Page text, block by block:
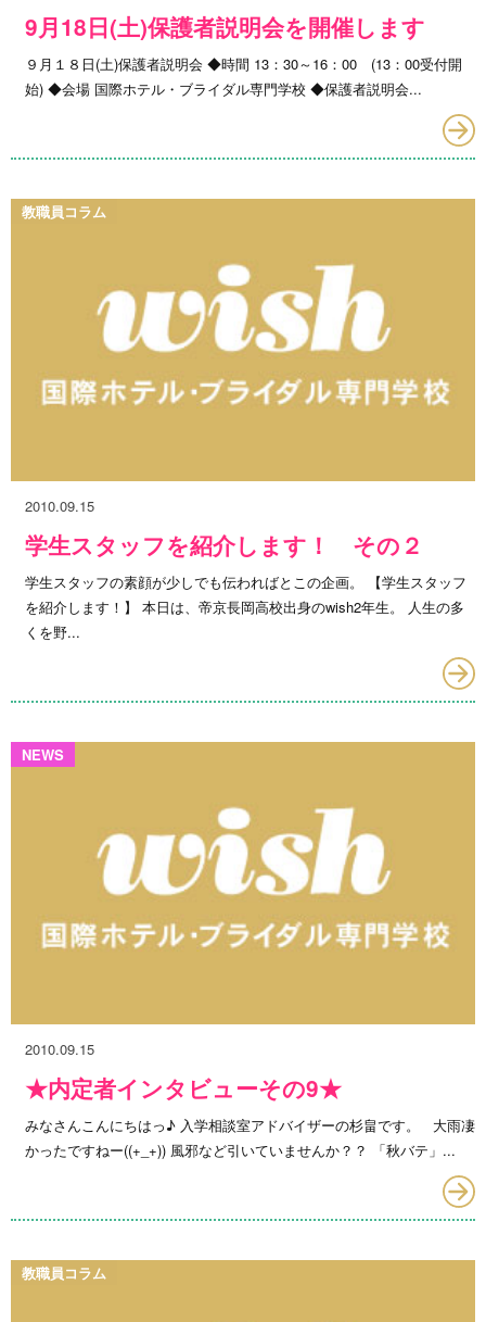
9月18日(土)保護者説明会を開催します
９月１８日(土)保護者説明会 ◆時間 13：30～16：00 (13：00受付開
始) ◆会場 国際ホテル・ブライダル専門学校 ◆保護者説明会...
教職員コラム
2010.09.15
学生スタッフを紹介します！ その２
学生スタッフの素顔が少しでも伝わればとこの企画。 【学生スタッフ
を紹介します！】 本日は、帝京長岡高校出身のwish2年生。 人生の多
くを野...
NEWS
2010.09.15
★内定者インタビューその9★
みなさんこんにちはっ♪ 入学相談室アドバイザーの杉畠です。 大雨凄
かったですねー((+_+)) 風邪など引いていませんか？？ 「秋バテ」...
教職員コラム